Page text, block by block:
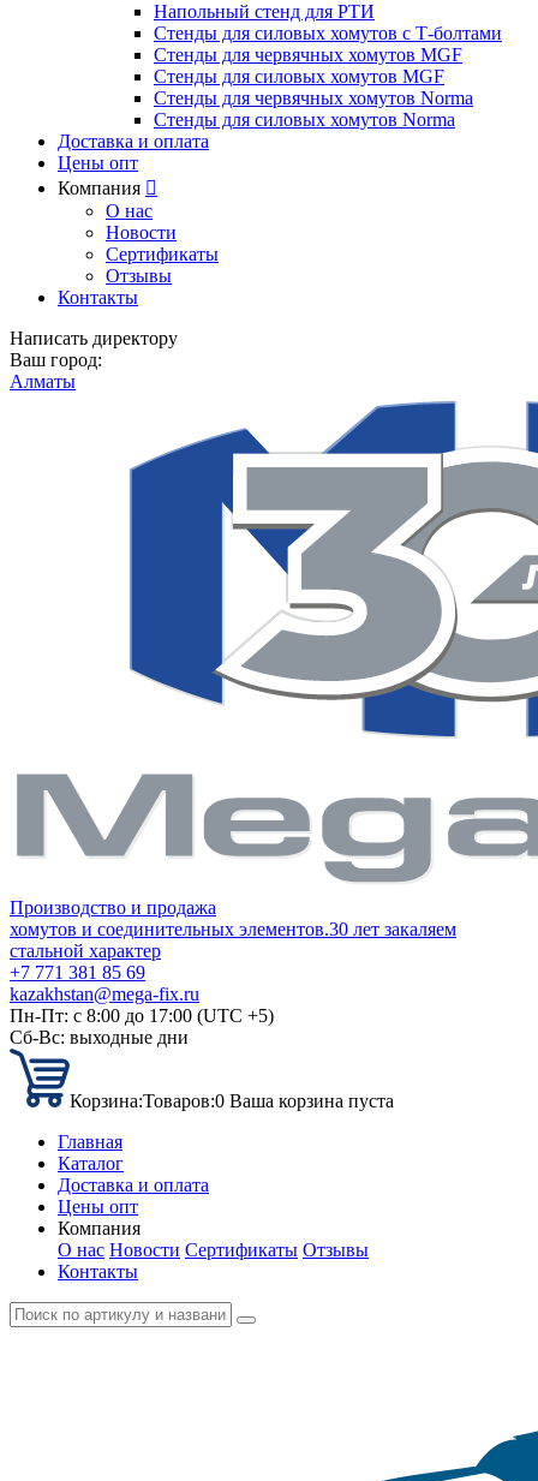
Напольный стенд для РТИ
Стенды для силовых хомутов с Т-болтами
Стенды для червячных хомутов MGF
Стенды для силовых хомутов MGF
Стенды для червячных хомутов Norma
Стенды для силовых хомутов Norma
Доставка и оплата
Цены опт
Компания 
О нас
Новости
Сертификаты
Отзывы
Контакты
Написать директору
Ваш город:
Алматы
Производство и продажа
хомутов и соединительных элементов.30 лет закаляем
стальной характер
+7 771 381 85 69
kazakhstan@mega-fix.ru
Пн-Пт: с 8:00 до 17:00 (UTC +5)
Сб-Вс: выходные дни
Корзина:Товаров:0 Ваша корзина пуста
Главная
Каталог
Доставка и оплата
Цены опт
Компания
О нас Новости Сертификаты Отзывы
Контакты